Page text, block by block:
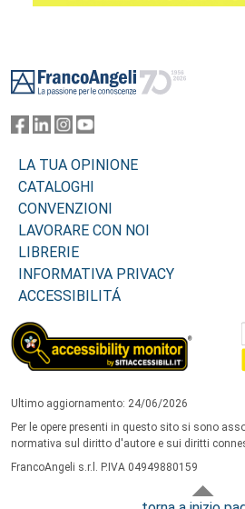
LA TUA OPINIONE
CATALOGHI
CONVENZIONI
LAVORARE CON NOI
LIBRERIE
INFORMATIVA PRIVACY
ACCESSIBILITÁ
Ultimo aggiornamento: 24/06/2026
Per le opere presenti in questo sito si sono
normativa sul diritto d'autore e sui diritti
FrancoAngeli s.r.l. P.IVA 04949880159